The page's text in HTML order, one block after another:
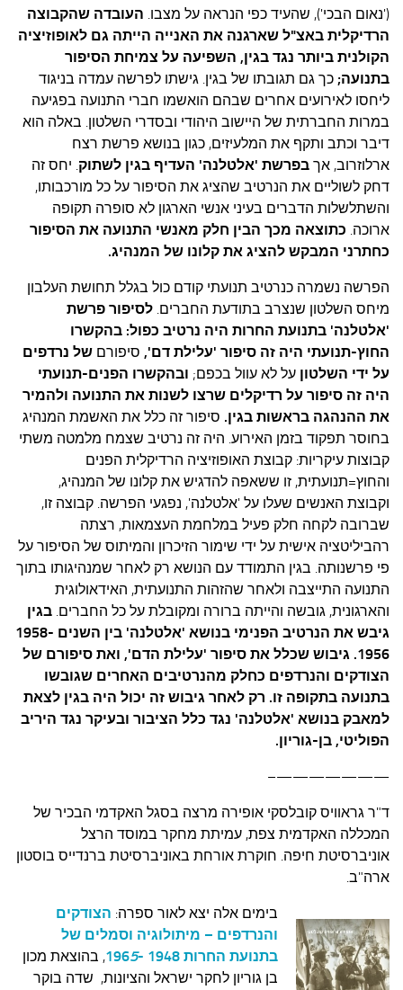
('נאום הבכי'), שהעיד כפי הנראה על מצבו. העובדה שהקבוצה
הרדיקלית באצ"ל שארגנה את האנייה הייתה גם לאופוזיציה
הקולנית ביותר נגד בגין, השפיעה על צמיחת הסיפור
בתנועה; כך גם תגובתו של בגין. גישתו לפרשה עמדה בניגוד
ליחסו לאירועים אחרים שבהם הואשמו חברי התנועה בפגיעה
במרות החברתית של היישוב היהודי ובסדרי השלטון. באלה הוא
דיבר וכתב ותקף את המלעיזים, כגון בנושא פרשת רצח
ארלוזרוב, אך בפרשת 'אלטלנה' העדיף בגין לשתוק. יחס זה
דחק לשוליים את הנרטיב שהציג את הסיפור על כל מורכבותו,
והשתלשלות הדברים בעיני אנשי הארגון לא סופרה תקופה
ארוכה. כתוצאה מכך הבין חלק מאנשי התנועה את הסיפור
כחתרני המבקש להציג את קלונו של המנהיג.
הפרשה נשמרה כנרטיב תנועתי קודם כול בגלל תחושת העלבון
מיחס השלטון שנצרב בתודעת החברים. לסיפור פרשת
'אלטלנה' בתנועת החרות היה נרטיב כפול: בהקשרו
החוץ-תנועתי היה זה סיפור 'עלילת דם', סיפורם של נרדפים
על ידי השלטון על לא עוול בכפם; ובהקשרו הפנים-תנועתי
היה זה סיפור על רדיקלים שרצו לשנות את התנועה ולהמיר
את ההנהגה בראשות בגין. סיפור זה כלל את האשמת המנהיג
בחוסר תפקוד בזמן האירוע. היה זה נרטיב שצמח מלמטה משתי
קבוצות עיקריות: קבוצת האופוזיציה הרדיקלית הפנים
והחוץ=תנועתית, זו ששאפה להדגיש את קלונו של המנהיג,
וקבוצת האנשים שעלו על 'אלטלנה', נפגעי הפרשה. קבוצה זו,
שברובה לקחה חלק פעיל במלחמת העצמאות, רצתה
רהביליטציה אישית על ידי שימור הזיכרון והמיתוס של הסיפור על
פי פרשנותה. בגין התמודד עם הנושא רק לאחר שמנהיגותו בתוך
התנועה התייצבה ולאחר שהזהות התנועתית, האידאולוגית
והארגונית, גובשה והייתה ברורה ומקובלת על כל החברים. בגין
גיבש את הנרטיב הפנימי בנושא 'אלטלנה' בין השנים 1958-
1956. גיבוש שכלל את סיפור 'עלילת הדם', ואת סיפורם של
הצודקים והנרדפים כחלק מהנרטיבים האחרים שגובשו
בתנועה בתקופה זו. רק לאחר גיבוש זה יכול היה בגין לצאת
למאבק בנושא 'אלטלנה' נגד כלל הציבור ובעיקר נגד היריב
הפוליטי, בן-גוריון.
———————–
ד"ר גראוויס קובלסקי אופירה מרצה בסגל האקדמי הבכיר של
המכללה האקדמית צפת, עמיתת מחקר במוסד הרצל
אוניברסיטת חיפה. חוקרת אורחת באוניברסיטת ברנדייס בוסטון
ארה"ב.
בימים אלה יצא לאור ספרה: הצודקים
והנרדפים – מיתולוגיה וסמלים של
בתנועת החרות 1948 -196
5
, בהוצאת מכון
בן גוריון לחקר ישראל והציונות, שדה בוקר